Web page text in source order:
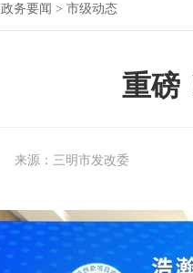
政务要闻 > 市级动态
重磅
来源：三明市发改委